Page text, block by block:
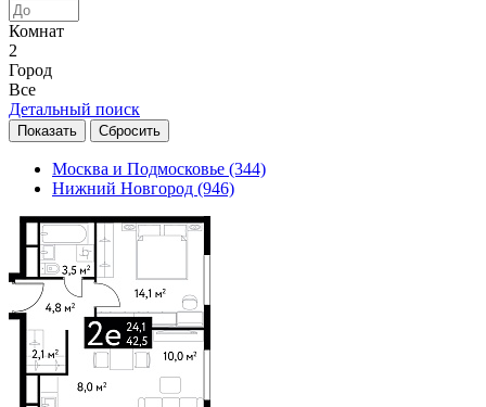
Комнат
2
Город
Все
Детальный поиск
Москва и Подмосковье (344)
Нижний Новгород (946)